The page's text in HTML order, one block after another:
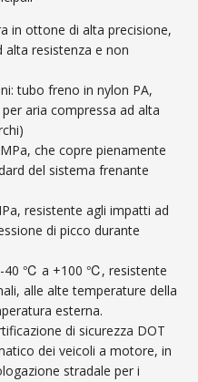
in ottone di alta precisione,
alta resistenza e non
tubo freno in nylon PA,
aria compressa ad alta
che copre pienamente
del sistema frenante
resistente agli impatti ad
di picco durante
-40 ℃ a +100 ℃, resistente
alle alte temperature della
esterna.
di sicurezza DOT
dei veicoli a motore, in
stradale per i